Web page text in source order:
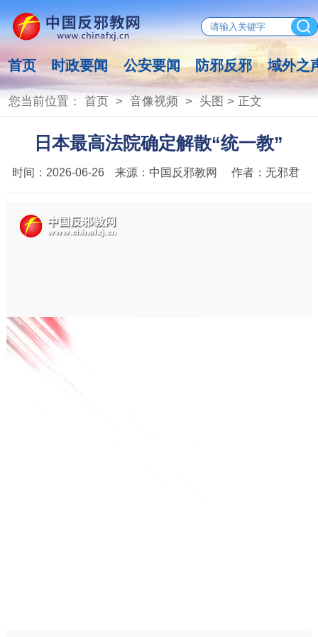
首页 时政要闻 公安要闻 防邪反邪 域外之
您当前位置： 首页> 音像视频 > 头图 > 正文
日本最高法院确定解散“统一教”
时间： 2026-06-26 来源： 中国反邪教网 作者： 无邪君